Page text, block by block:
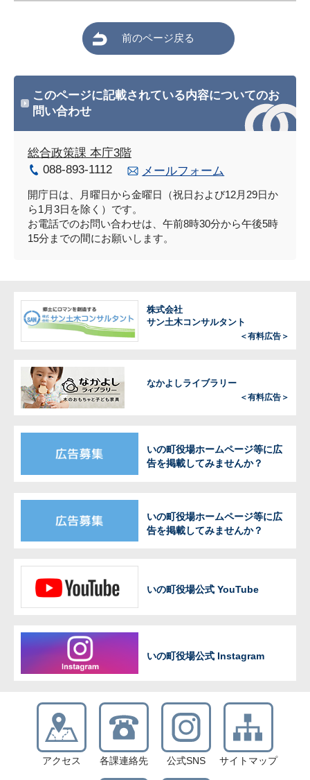
前のページ戻る
このページに記載されている内容についてのお
問い合わせ
総合政策課 本庁3階
088-893-1112
メールフォーム
開庁日は、月曜日から金曜日（祝日および12月29日か
ら1月3日を除く）です。
お電話でのお問い合わせは、午前8時30分から午後5時
15分までの間にお願いします。
株式会社
サン土木コンサルタント
＜有料広告＞
なかよしライブラリー
＜有料広告＞
いの町役場ホームページ等に広
告を掲載してみませんか？
いの町役場ホームページ等に広
告を掲載してみませんか？
いの町役場公式 YouTube
いの町役場公式 Instagram
アクセス 各課連絡先 公式SNS サイトマップ